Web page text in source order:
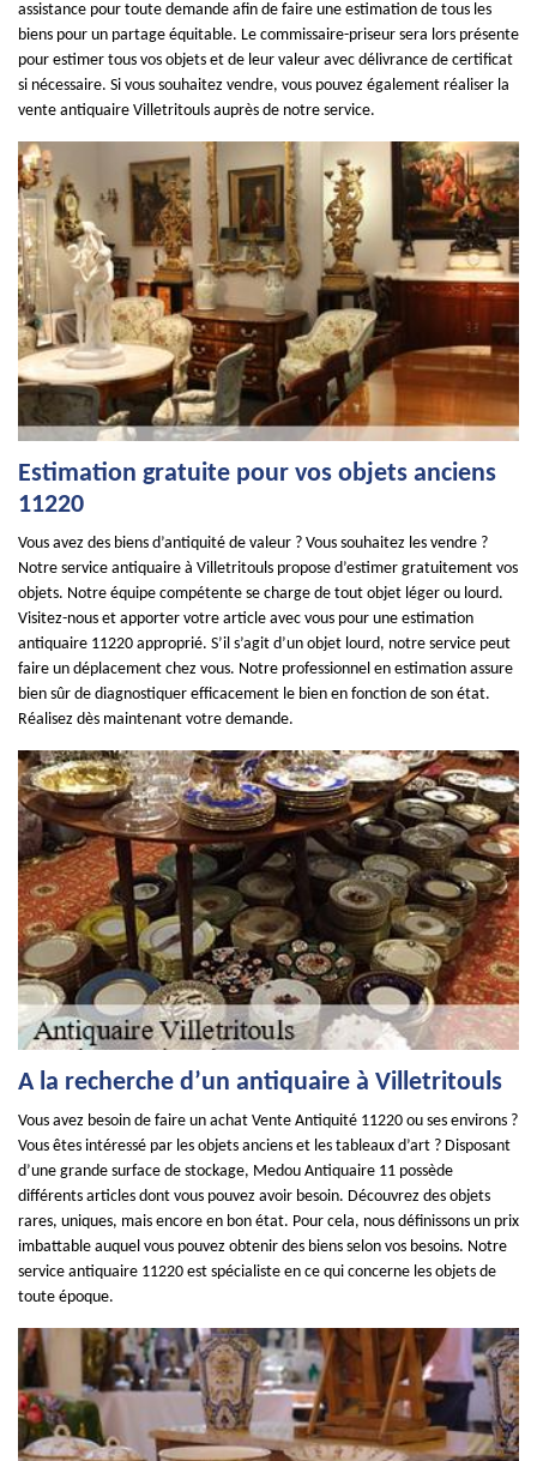
assistance pour toute demande afin de faire une estimation de tous les
biens pour un partage équitable. Le commissaire-priseur sera lors présente
pour estimer tous vos objets et de leur valeur avec délivrance de certificat
si nécessaire. Si vous souhaitez vendre, vous pouvez également réaliser la
vente antiquaire Villetritouls auprès de notre service.
Estimation gratuite pour vos objets anciens
11220
Vous avez des biens d’antiquité de valeur ? Vous souhaitez les vendre ?
Notre service antiquaire à Villetritouls propose d’estimer gratuitement vos
objets. Notre équipe compétente se charge de tout objet léger ou lourd.
Visitez-nous et apporter votre article avec vous pour une estimation
antiquaire 11220 approprié. S’il s’agit d’un objet lourd, notre service peut
faire un déplacement chez vous. Notre professionnel en estimation assure
bien sûr de diagnostiquer efficacement le bien en fonction de son état.
Réalisez dès maintenant votre demande.
A la recherche d’un antiquaire à Villetritouls
Vous avez besoin de faire un achat Vente Antiquité 11220 ou ses environs ?
Vous êtes intéressé par les objets anciens et les tableaux d’art ? Disposant
d’une grande surface de stockage, Medou Antiquaire 11 possède
différents articles dont vous pouvez avoir besoin. Découvrez des objets
rares, uniques, mais encore en bon état. Pour cela, nous définissons un prix
imbattable auquel vous pouvez obtenir des biens selon vos besoins. Notre
service antiquaire 11220 est spécialiste en ce qui concerne les objets de
toute époque.